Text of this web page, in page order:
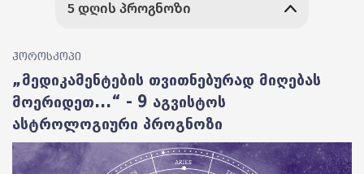
ჰოროსკოპი
„მედიკამენტების თვითნებურად მიღებას
მოერიდეთ...“ - 9 აგვისტოს
ასტროლოგიური პროგნოზი